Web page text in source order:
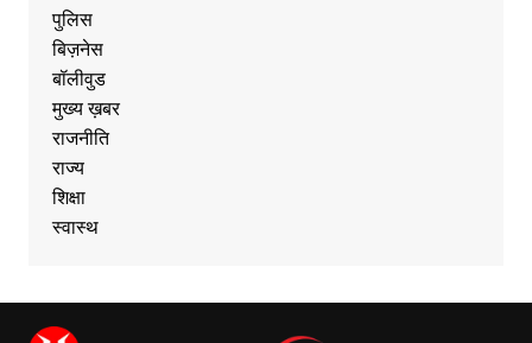
पुलिस
बिज़नेस
बॉलीवुड
मुख्य ख़बर
राजनीति
राज्य
शिक्षा
स्वास्थ